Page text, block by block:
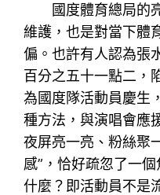
國度體育總局的
維護，也是對當下體
偏。也許有人認為張
百分之五十一點二，
為國度隊活動員慶生
種方法，與演唱會應
夜屏亮一亮、粉絲聚
感”，恰好疏忽了一
什麼？即活動員不是